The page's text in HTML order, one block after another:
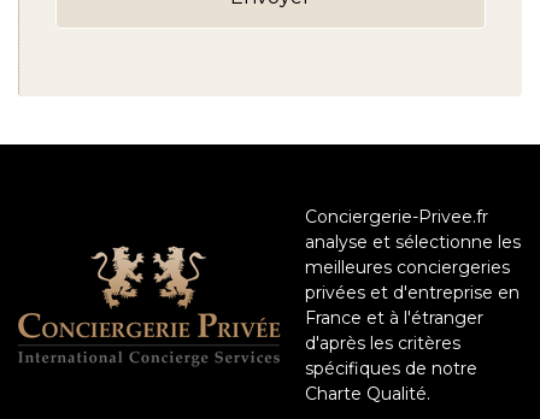
Conciergerie-Privee.fr
analyse et sélectionne les
meilleures conciergeries
privées et d'entreprise en
France et à l'étranger
d'après les critères
spécifiques de notre
Charte Qualité.